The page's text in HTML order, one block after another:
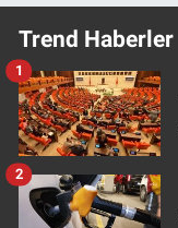
Trend Haberler
1
2